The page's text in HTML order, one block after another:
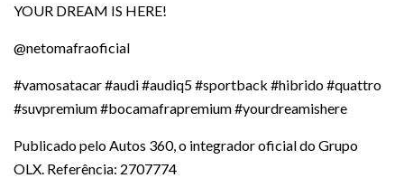
YOUR DREAM IS HERE!
@netomafraoficial
#vamosatacar #audi #audiq5 #sportback #hibrido #quattro
#suvpremium #bocamafrapremium #yourdreamishere
Publicado pelo Autos 360, o integrador oficial do Grupo
OLX. Referência: 2707774